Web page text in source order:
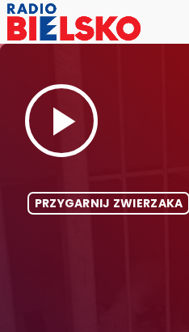
play_arrow
PRZYGARNIJ ZWIERZAKA